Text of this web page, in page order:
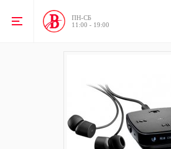
ПН-CБ
11:00 - 19:00